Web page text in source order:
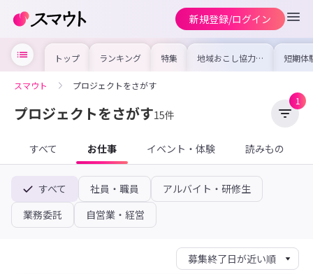
新規登録/ログイン
トップ ランキング 特集 地域おこし協力隊
の求人やイベント
を集めました！仕
短期体
り〜数
域を知
期体
スマウト プロジェクトをさがす
プロジェクトをさがす15件
1
すべて お仕事 イベント・体験 読みもの
すべて 社員・職員
アルバイト・研修生
業務委託
自営業・経営